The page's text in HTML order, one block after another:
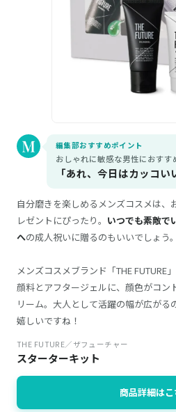
編集部おすすめポイント
おしゃれに敏感な男性におすす
「あれ、今日はカッコ
自分磨きを楽しめるメンズコスメは、
レゼントにぴったり。 いつでも素敵で
への成人祝いに贈るのもいいでしょう。
メンズコスメブランド「THE FUTURE
顔料とアフタージェルに、顔色がコン
リーム。大人として活躍の幅が広がる
嬉しいですね！
THE FUTURE／ザフューチャー
スターターキット
商品詳細はこ